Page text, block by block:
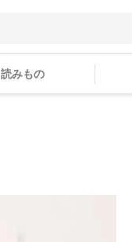
読みもの